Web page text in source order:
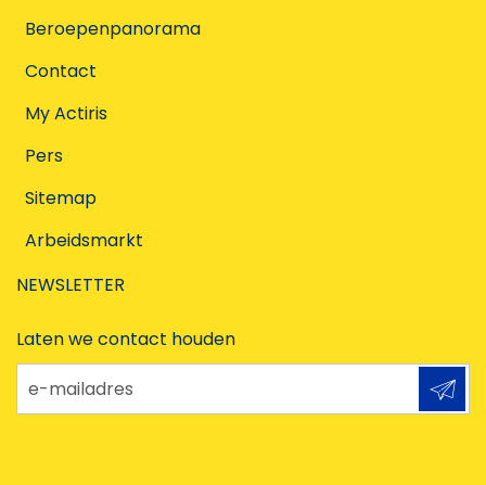
Beroepenpanorama
Contact
My Actiris
Pers
Sitemap
Arbeidsmarkt
NEWSLETTER
Laten we contact houden
e-mailadres